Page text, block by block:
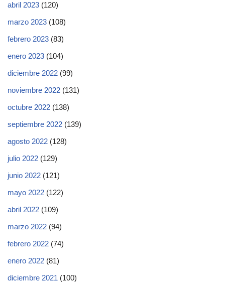
abril 2023 (120)
marzo 2023 (108)
febrero 2023 (83)
enero 2023 (104)
diciembre 2022 (99)
noviembre 2022 (131)
octubre 2022 (138)
septiembre 2022 (139)
agosto 2022 (128)
julio 2022 (129)
junio 2022 (121)
mayo 2022 (122)
abril 2022 (109)
marzo 2022 (94)
febrero 2022 (74)
enero 2022 (81)
diciembre 2021 (100)